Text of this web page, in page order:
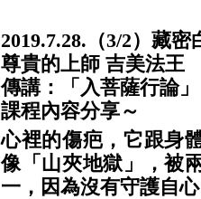
2019.7.28.（3/2）藏
尊貴的上師 吉美法王
傳講：「入菩薩行論」
課程內容分享～
心裡的傷疤，它跟身
像「山夾地獄」，被
一，因為沒有守護自